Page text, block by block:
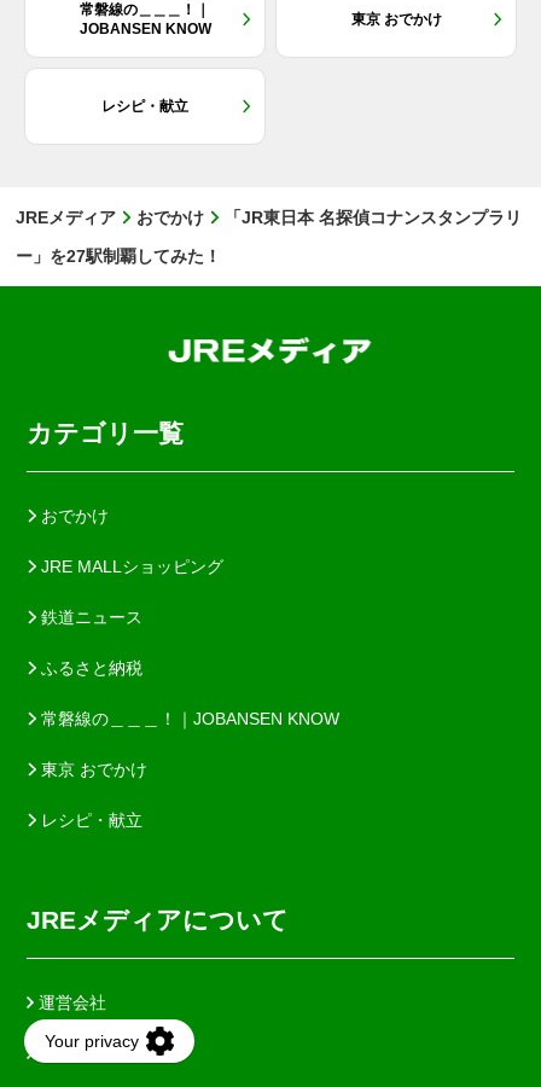
常磐線の＿＿＿！｜
JOBANSEN KNOW
東京 おでかけ
レシピ・献立
JREメディア おでかけ
「JR東日本 名探偵コナンスタンプラリ
ー」を27駅制覇してみた！
カテゴリ一覧
おでかけ
JRE MALLショッピング
鉄道ニュース
ふるさと納税
常磐線の＿＿＿！｜JOBANSEN KNOW
東京 おでかけ
レシピ・献立
JREメディアについて
運営会社
利用規約